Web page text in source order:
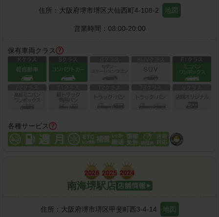
住所： 大阪府堺市堺区大仙西町4-108-2 地図
営業時間： 08:00-20:00
保有車両クラス
各種サービス
南海堺駅店
住所： 大阪府堺市堺区甲斐町西3-4-14 地図